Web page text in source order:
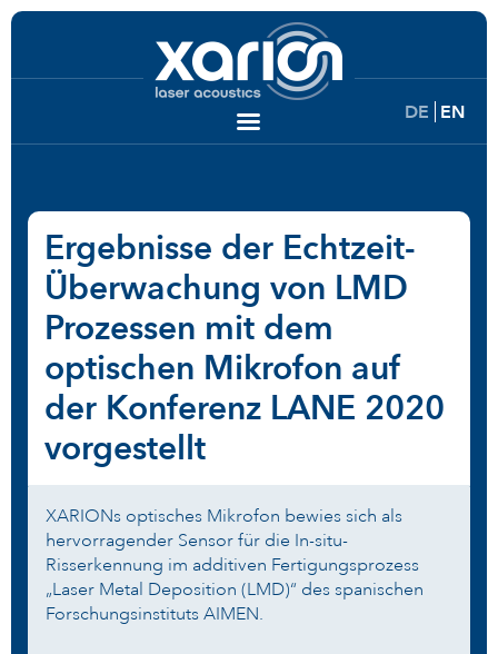
DE EN
Ergebnisse der Echtzeit-
Überwachung von LMD
Prozessen mit dem
optischen Mikrofon auf
der Konferenz LANE 2020
vorgestellt
XARIONs optisches Mikrofon bewies sich als
hervorragender Sensor für die In-situ-
Risserkennung im additiven Fertigungsprozess
„Laser Metal Deposition (LMD)“ des spanischen
Forschungsinstituts AIMEN.